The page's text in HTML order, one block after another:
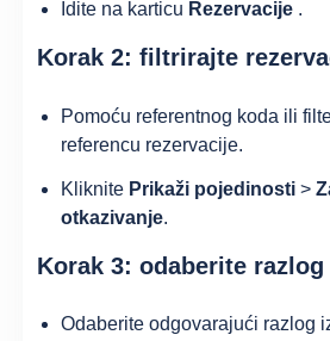
Idite na karticu Rezervacije .
Korak 2: filtrirajte
Pomoću referentnog koda ili
referencu rezervacije.
Kliknite Prikaži pojedinosti >
otkazivanje.
Korak 3: odaberite
Odaberite odgovarajući razlog